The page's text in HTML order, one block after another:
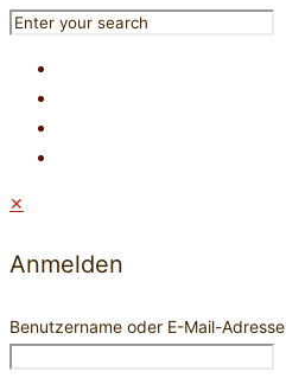
✕
Anmelden
Benutzername oder E-Mail-Adresse